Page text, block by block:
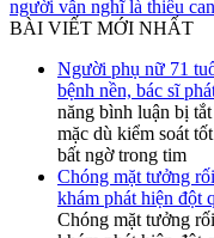
người vẫn nghĩ là thiếu
BÀI VIẾT MỚI NHẤT
Người phụ nữ 71
bệnh nền, bác sĩ
năng bình luận bị tắt
mặc dù kiểm soát
bất ngờ trong tim
Chóng mặt tưởng
khám phát hiện đột
Chóng mặt tưởng